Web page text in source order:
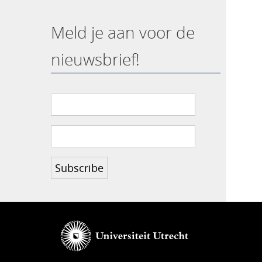
Meld je aan voor de
nieuwsbrief!